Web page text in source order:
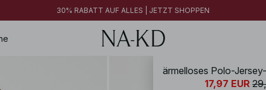
FINAL SALE | JETZT SHOPPEN
FINAL SALE | JETZT SHOPPEN
30% RABATT AUF ALLES | JETZT SHOPPEN
NA-
ärmelloses Polo-
17,97 EUR